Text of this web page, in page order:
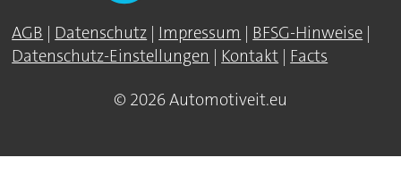
AGB | Datenschutz | Impressum | BFSG-Hinweise |
Datenschutz-Einstellungen | Kontakt | Facts
© 2026 Automotiveit.eu